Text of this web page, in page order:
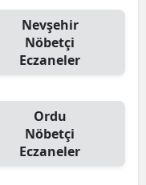
Nevşehir
Nöbetçi
Eczaneler
Ordu
Nöbetçi
Eczaneler